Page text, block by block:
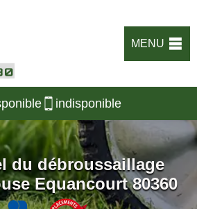
MENU
indisponible
du débroussaillage
Equancourt 80360